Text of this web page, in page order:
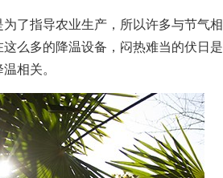
指导农业生产，所以许多与节气
么多的降温设备，闷热难当的伏日
相关。